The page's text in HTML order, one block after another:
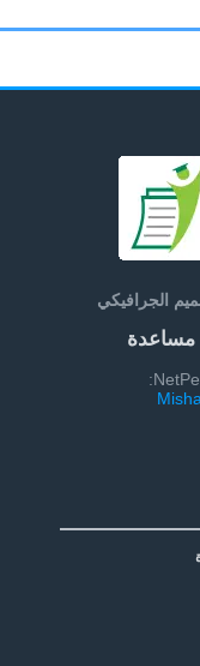
الجرافيكي
مساعدة